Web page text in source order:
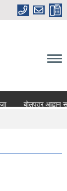
बोलपत्र आह्वान